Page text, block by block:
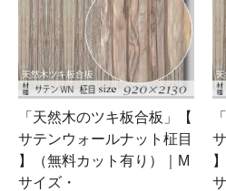
「天然木のツキ板合板」【
サテンウォールナット柾目
】（無料カット有り）｜M
サイズ・